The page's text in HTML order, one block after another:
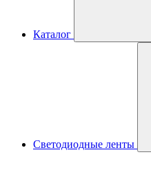
Каталог
Светодиодные ленты